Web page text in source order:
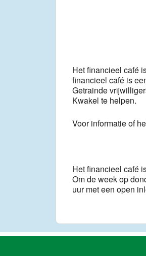
Het financieel café
financieel café is
Getrainde
Kwakel te helpen.
Voor informatie of
Het financieel café
Om de week op
uur met een open